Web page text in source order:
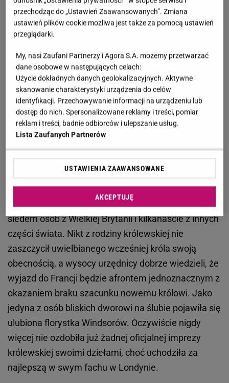
uwieść księcia i nie przeszkodzi jej w tym żaden
mąż. Edward kochał kobiety i w swojej posiadłości
wydawało się szczególnie trudne. Ale ślub? Plan był
ambitny i o dziwo zadziałał bez zarzutu. Mąż Wallis
dostał pieniądze, dał się przyłapać ze sfingowaną
kochanką i szybko zapadł rozwód z orzeczeniem o
winie.
ślub z "tą kobietą", jak nazywała ją jego szwagierka,
żona Jerzego, znana później jako Królowa Matka,
nie przyjechał prawie nikt. Choć rozesłano setki
zaproszeń, na terenie pałacyku pojawiło się jedynie
siedem osób z Wielkiej Brytanii i kilkanaście z innych
części świata. Nikt z rodziny królewskiej nie
zaszczycił uwielbianego wcześniej króla swoją
obecnością, a wysocy urzędnicy dobrze wiedzieli, że
wyjazd do Francji będzie afrontem jednoznacznym z
okazaniem braku szacunku nowemu królowi. Jako
jedyna z osób bliskich dworowi na ślubie pojawiła się
ulubiona florystka Windsorów. Oczywiście nigdy
więcej nie ozdobiła już żadnej oficjalnej imprezy
królewskiej swoimi dziełami, choć uchodziła za
najlepszą w swym fachu w Londynie.
przechodząc do „Ustawień Zaawansowanych”. Zmiana
ustawień plików cookie możliwa jest także za pomocą ustawień
przeglądarki.
My, nasi Zaufani Partnerzy i Agora S.A. możemy przetwarzać
dane osobowe w następujących celach:
Użycie dokładnych danych geolokalizacyjnych. Aktywne
skanowanie charakterystyki urządzenia do celów
identyfikacji. Przechowywanie informacji na urządzeniu lub
dostęp do nich. Spersonalizowane reklamy i treści, pomiar
reklam i treści, badnie odbiorców i ulepszanie usług.
Lista Zaufanych Partnerów
USTAWIENIA ZAAWANSOWANE
AKCEPTUJĘ